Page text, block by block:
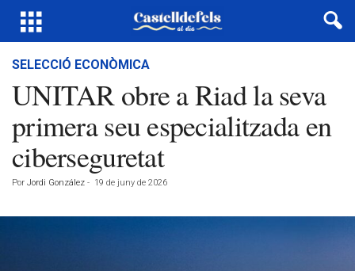
SELECCIÓ ECONÒMICA
UNITAR obre a Riad la seva
primera seu especialitzada en
ciberseguretat
Por Jordi González - 19 de juny de 2026